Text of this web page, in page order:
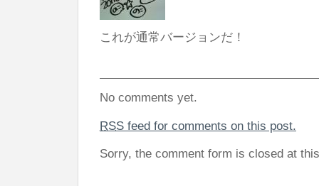
これが通常バージョンだ！
No comments yet.
RSS feed for comments on this post.
Sorry, the comment form is closed at